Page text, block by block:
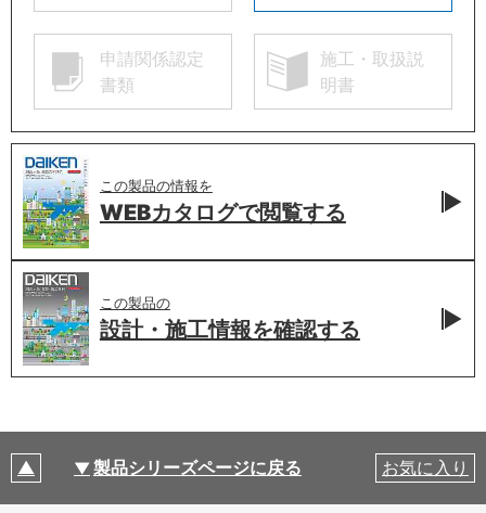
申請関係認定
書類
施工・取扱説
明書
この製品の情報を
WEBカタログで閲覧する
この製品の
設計・施工情報を確認する
製品シリーズページに戻る お気に入り